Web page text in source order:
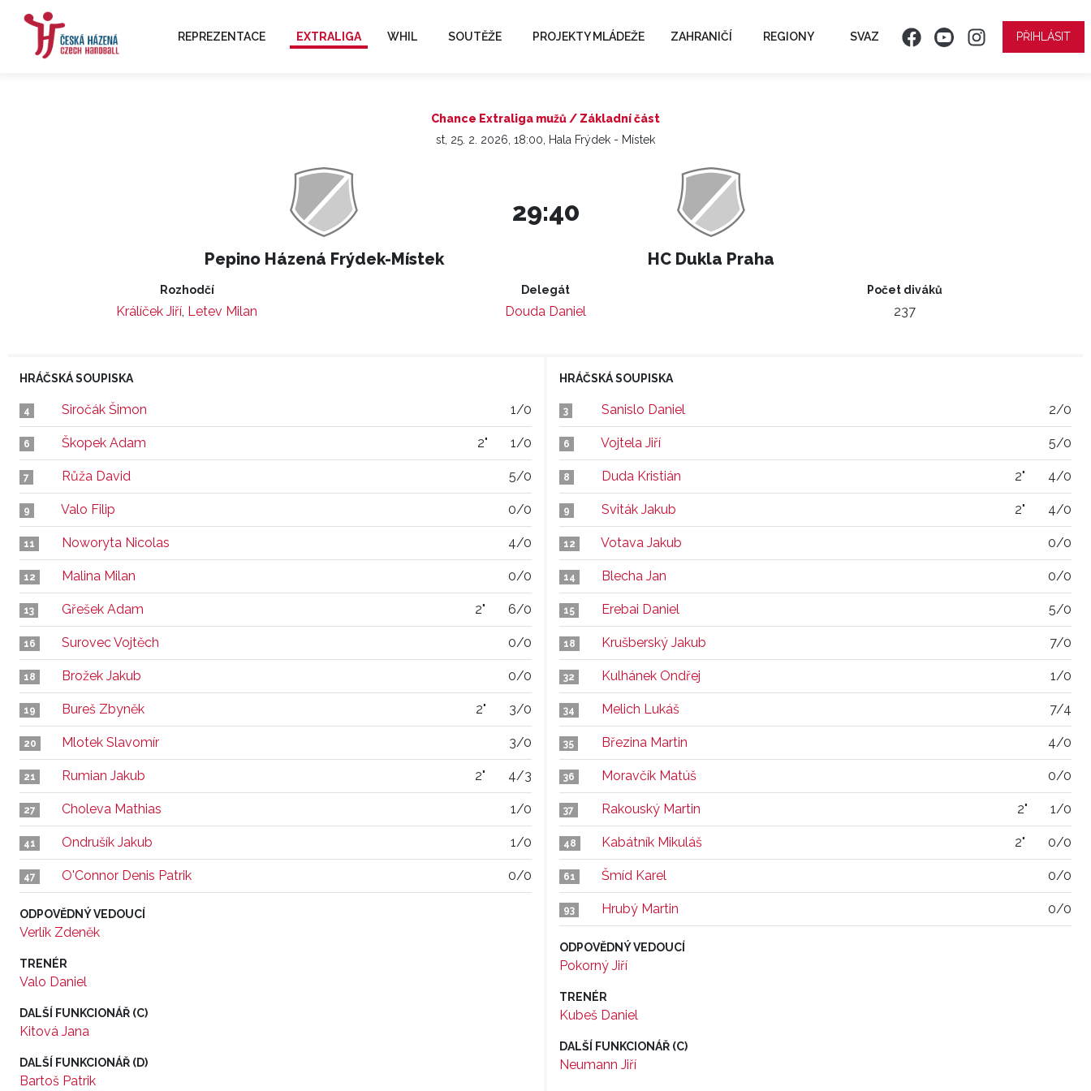
REPREZENTACE EXTRALIGA WHIL SOUTĚŽE PROJEKTY MLÁDEŽE ZAHRANIČÍ REGIONY SVAZ PŘIHLÁSIT
Chance Extraliga mužů / Základní část
st, 25. 2. 2026, 18:00, Hala Frýdek - Místek
Pepino Házená Frýdek-Místek
29:40
HC Dukla Praha
Rozhodčí
Králíček Jiří, Letev Milan
Delegát
Douda Daniel
Počet diváků
237
HRÁČSKÁ SOUPISKA
4 Siročák Šimon 1/0
6 Škopek Adam 2" 1/0
7 Růža David 5/0
9 Valo Filip 0/0
11 Noworyta Nicolas 4/0
12 Malina Milan 0/0
13 Gřešek Adam 2" 6/0
16 Surovec Vojtěch 0/0
18 Brožek Jakub 0/0
19 Bureš Zbyněk 2" 3/0
20 Mlotek Slavomír 3/0
21 Rumian Jakub 2" 4/3
27 Choleva Mathias 1/0
41 Ondrušík Jakub 1/0
47 O'Connor Denis Patrik 0/0
ODPOVĚDNÝ VEDOUCÍ
Verlík Zdeněk
TRENÉR
Valo Daniel
DALŠÍ FUNKCIONÁŘ (C)
Kitová Jana
DALŠÍ FUNKCIONÁŘ (D)
Bartoš Patrik
HRÁČSKÁ SOUPISKA
3 Sanislo Daniel 2/0
6 Vojtela Jiří 5/0
8 Duda Kristián 2" 4/0
9 Sviták Jakub 2" 4/0
12 Votava Jakub 0/0
14 Blecha Jan 0/0
15 Erebai Daniel 5/0
18 Krušberský Jakub 7/0
32 Kulhánek Ondřej 1/0
34 Melich Lukáš 7/4
35 Březina Martin 4/0
36 Moravčík Matúš 0/0
37 Rakouský Martin 2" 1/0
48 Kabátník Mikuláš 2" 0/0
61 Šmíd Karel 0/0
93 Hrubý Martin 0/0
ODPOVĚDNÝ VEDOUCÍ
Pokorný Jiří
TRENÉR
Kubeš Daniel
DALŠÍ FUNKCIONÁŘ (C)
Neumann Jiří